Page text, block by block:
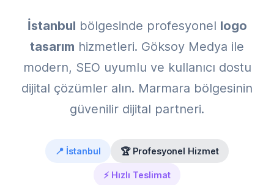
İstanbul bölgesinde profesyonel logo
tasarım hizmetleri. Göksoy Medya ile
modern, SEO uyumlu ve kullanıcı dostu
dijital çözümler alın. Marmara bölgesinin
güvenilir dijital partneri.
📍 İstanbul 🏆 Profesyonel Hizmet
⚡ Hızlı Teslimat